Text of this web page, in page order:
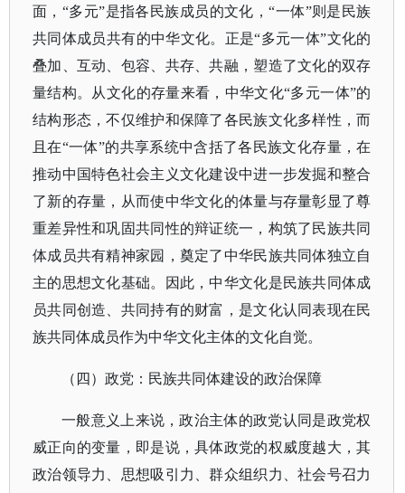
面，“多元”是指各民族成员的文化，“一体”则是民族
共同体成员共有的中华文化。正是“多元一体”文化的
叠加、互动、包容、共存、共融，塑造了文化的双存
量结构。 从文化的存量来看，中华文化“多元一体”的
结构形态，不仅维护和保障了各民族文化多样性，而
且在“一体”的共享系统中含括了各民族文化存量，在
推动中国特色社会主义文化建设中进一步发掘和整合
了新的存量，从而使中华文化的体量与存量彰显了尊
重差异性和巩固共同性的辩证统一，构筑了民族共同
体成员共有精神家园，奠定了中华民族共同体独立自
主的思想文化基础。因此，中华文化是民族共同体成
员共同创造、共同持有的财富，是文化认同表现在民
族共同体成员作为中华文化主体的文化自觉。
（四）政党：民族共同体建设的政治保障
一般意义上来说，政治主体的政党认同是政党权
威正向的变量，即是说，具体政党的权威度越大，其
政治领导力、思想吸引力、群众组织力、社会号召力